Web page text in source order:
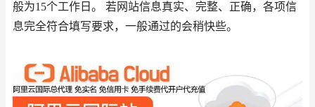
般为15个工作日。 若网站信息真实、完整、正确，各项信
息完全符合填写要求，一般通过的会稍快些。